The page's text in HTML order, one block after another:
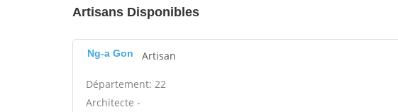
Artisans Disponibles
Ng-a Gon Artisan
Département: 22
Architecte -